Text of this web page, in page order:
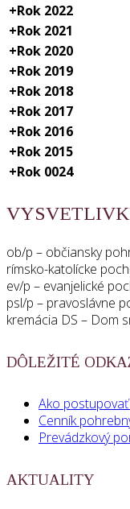
+Rok 2022
+Rok 2021
+Rok 2020
+Rok 2019
+Rok 2018
+Rok 2017
+Rok 2016
+Rok 2015
+Rok 0024
ob/p – občiansky
rímsko-katolícke
ev/p – evanjelické
psl/p – pravoslávne
kremácia DS – Dom
DÔLEŽITÉ
Ako
Cenník
Prevádzkový
AKTUALITY